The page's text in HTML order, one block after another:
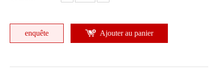
enquête Ajouter au panier